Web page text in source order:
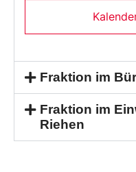
Fraktion im
Fraktion im
Riehen